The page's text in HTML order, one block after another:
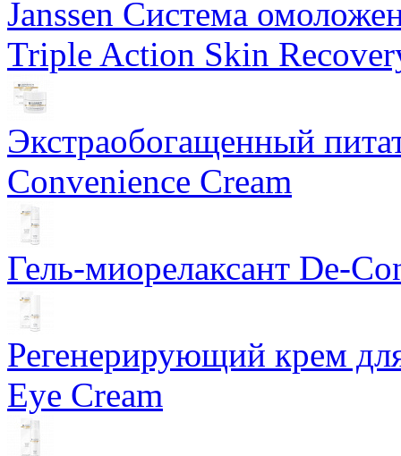
Janssen Система
Triple Action Skin
Экстраобогащенный
Convenience Cream
Гель-миорелаксант De-
Регенерирующий крем
Eye Cream